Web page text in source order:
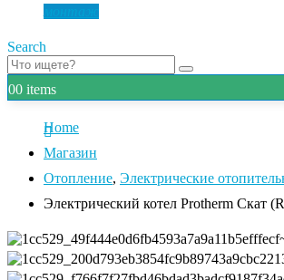
Search
00 items
Home
Магазин
Отопление, Электрические
Электрический котел Protherm Скат